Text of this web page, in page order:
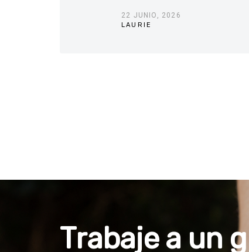
22 JUNIO, 2026
LAURIE
Trabaje a un g